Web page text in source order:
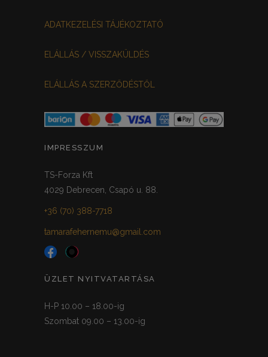
ADATKEZELÉSI TÁJÉKOZTATÓ
ELÁLLÁS / VISSZAKÜLDÉS
ELÁLLÁS A SZERZŐDÉSTŐL
IMPRESSZUM
TS-Forza Kft
4029 Debrecen, Csapó u. 88.
+36 (70) 388-7718
tamarafehernemu@gmail.com
ÜZLET NYITVATARTÁSA
H-P 10.00 – 18.00-ig
Szombat 09.00 – 13.00-ig